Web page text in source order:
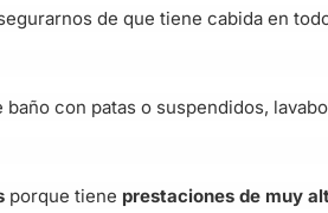
de que tiene cabida en
baño con patas o suspendidos,
porque tiene prestaciones de muy